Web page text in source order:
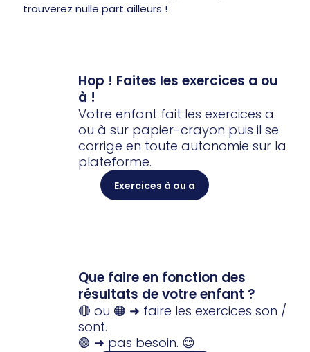
trouverez nulle part ailleurs !
Hop ! Faites les exercices a ou
à !
Votre enfant fait les exercices a
ou à sur papier-crayon puis il se
corrige en toute autonomie sur la
plateforme.
Exercices à ou a
Que faire en fonction des
résultats de votre enfant ?
🔴 ou 🟠 ➜ faire les exercices son /
sont.
🟢 ➜ pas besoin. 😊